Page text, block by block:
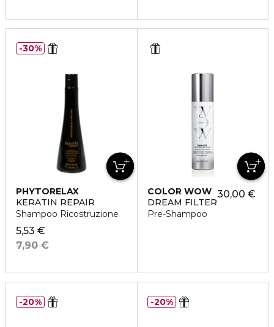
PHYTORELAX
KERATIN REPAIR
Shampoo Ricostruzione
5,53 €
7,90 €
30%
COLOR WOW
DREAM FILTER
Pre-Shampoo
30,00 €
20% 20%